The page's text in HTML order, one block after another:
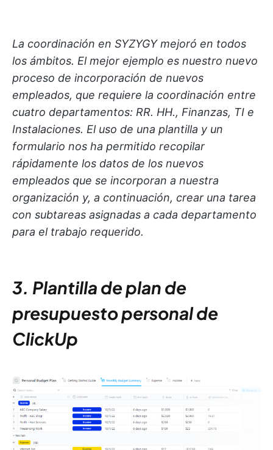
La coordinación en SYZYGY mejoró en todos
los ámbitos. El mejor ejemplo es nuestro nuevo
proceso de incorporación de nuevos
empleados, que requiere la coordinación entre
cuatro departamentos: RR. HH., Finanzas, TI e
Instalaciones. El uso de una plantilla y un
formulario nos ha permitido recopilar
rápidamente los datos de los nuevos
empleados que se incorporan a nuestra
organización y, a continuación, crear una tarea
con subtareas asignadas a cada departamento
para el trabajo requerido.
3. Plantilla de plan de
presupuesto personal de
ClickUp